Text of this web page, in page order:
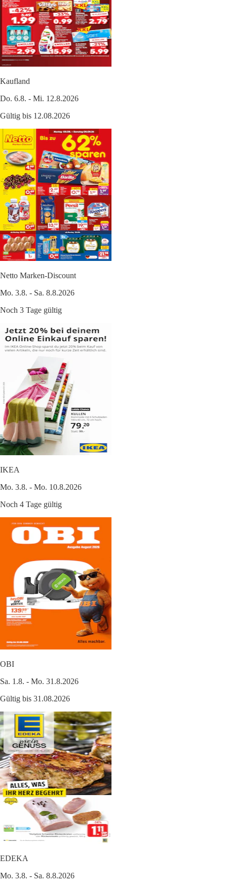
Kaufland
Do. 6.8. - Mi. 12.8.2026
Gültig bis 12.08.2026
Netto Marken-Discount
Mo. 3.8. - Sa. 8.8.2026
Noch 3 Tage gültig
IKEA
Mo. 3.8. - Mo. 10.8.2026
Noch 4 Tage gültig
OBI
Sa. 1.8. - Mo. 31.8.2026
Gültig bis 31.08.2026
EDEKA
Mo. 3.8. - Sa. 8.8.2026